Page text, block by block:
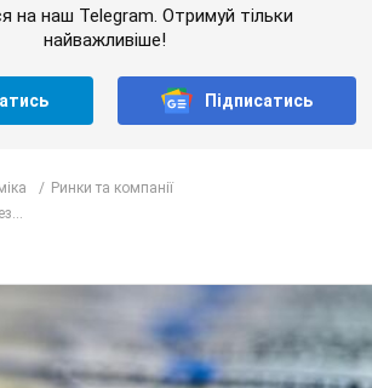
на наш Telegram. Отримуй тільки
найважливіше!
Підписатись
Ринки та компанії